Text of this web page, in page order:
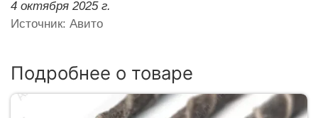
4 октября 2025 г.
Источник: Авито
Подробнее о товаре